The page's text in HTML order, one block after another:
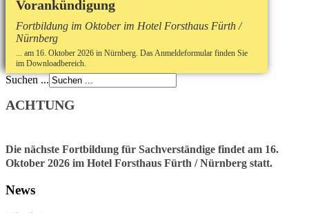
Vorankündigung
Fortbildung im Oktober im Hotel Forsthaus Fürth /
Nürnberg
... am 16. Oktober 2026 in Nürnberg. Das Anmeldeformular finden Sie
im Downloadbereich.
Suchen ...
ACHTUNG
Die nächste Fortbildung für Sachverständige findet am 16.
Oktober 2026 im Hotel Forsthaus Fürth / Nürnberg statt.
News